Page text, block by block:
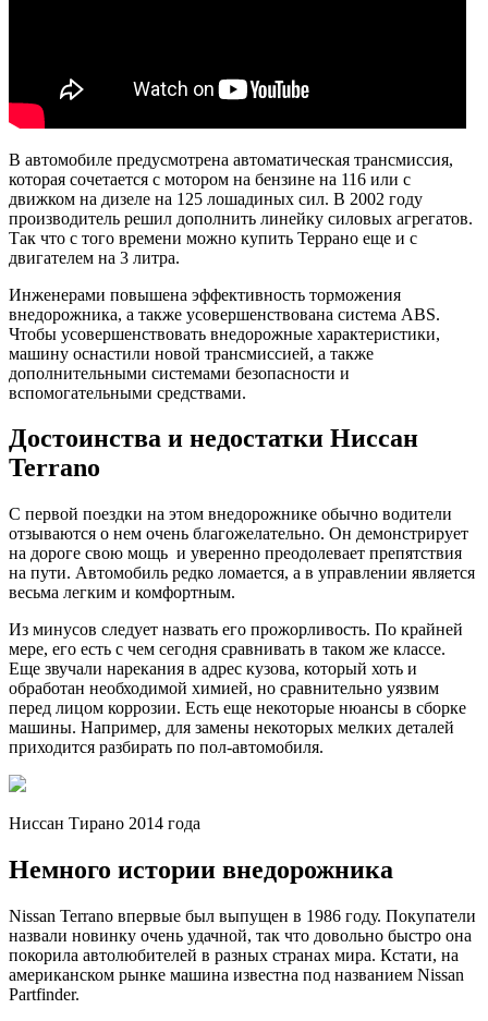
В автомобиле предусмотрена автоматическая трансмиссия,
которая сочетается с мотором на бензине на 116 или с
движком на дизеле на 125 лошадиных сил. В 2002 году
производитель решил дополнить линейку силовых агрегатов.
Так что с того времени можно купить Террано еще и с
двигателем на 3 литра.
Инженерами повышена эффективность торможения
внедорожника, а также усовершенствована система ABS.
Чтобы усовершенствовать внедорожные характеристики,
машину оснастили новой трансмиссией, а также
дополнительными системами безопасности и
вспомогательными средствами.
Достоинства и недостатки Ниссан
Terrano
С первой поездки на этом внедорожнике обычно водители
отзываются о нем очень благожелательно. Он демонстрирует
на дороге свою мощь и уверенно преодолевает препятствия
на пути. Автомобиль редко ломается, а в управлении является
весьма легким и комфортным.
Из минусов следует назвать его прожорливость. По крайней
мере, его есть с чем сегодня сравнивать в таком же классе.
Еще звучали нарекания в адрес кузова, который хоть и
обработан необходимой химией, но сравнительно уязвим
перед лицом коррозии. Есть еще некоторые нюансы в сборке
машины. Например, для замены некоторых мелких деталей
приходится разбирать по пол-автомобиля.
Ниссан Тирано 2014 года
Немного истории внедорожника
Nissan Terrano впервые был выпущен в 1986 году. Покупатели
назвали новинку очень удачной, так что довольно быстро она
покорила автолюбителей в разных странах мира. Кстати, на
американском рынке машина известна под названием Nissan
Partfinder.